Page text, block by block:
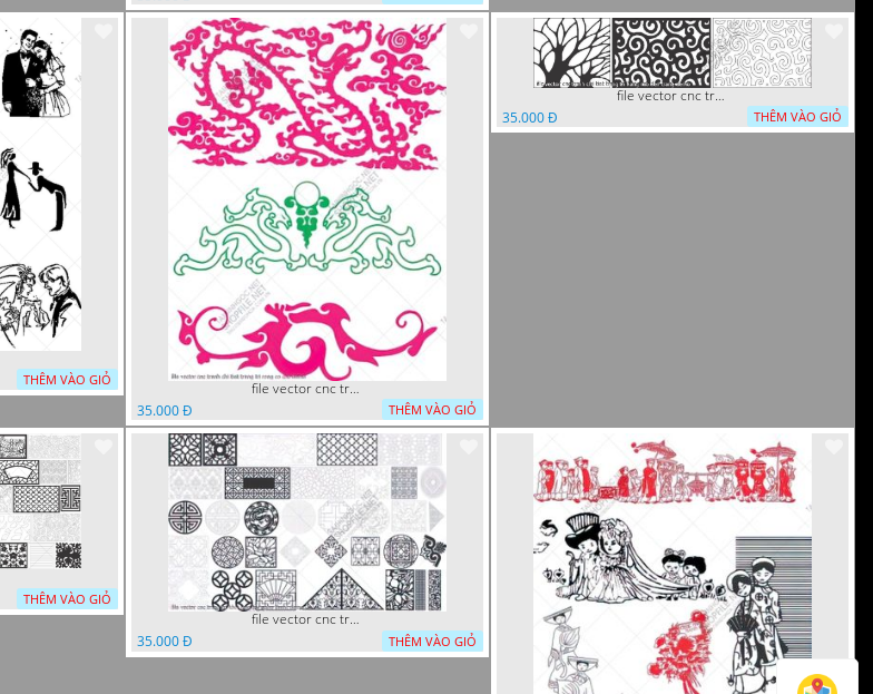
THÊM VÀO GIỎ
file vector cnc tranh chi tiet trang tri rong co cnc
35.000 Đ
THÊM VÀO GIỎ
file vector cnc tranh chi tiet trang tri hang rao den trang
35.000 Đ
THÊM VÀO GIỎ
THÊM VÀO GIỎ
file vector cnc trang tri khoi tron tru nghe thuat
35.000 Đ
THÊM VÀO GIỎ